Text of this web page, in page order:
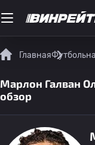
Главная
Марлон Галван
обзор